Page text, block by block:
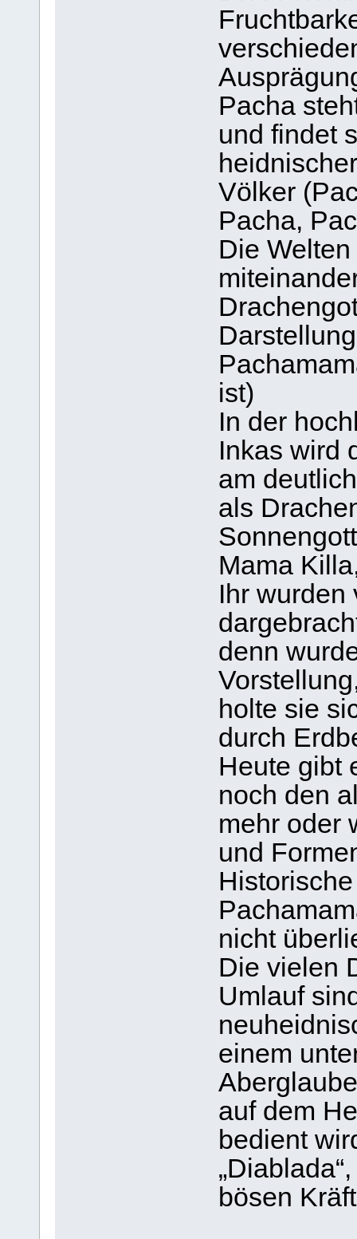
Pacha
und findet
Völker
Pacha,
Die
ist)
In der
Inkas wird
am
als
Mama
Ihr wurden
denn
holte sie
durch
Heute gibt
noch den
mehr oder
und
nicht
Die vielen
Umlauf
einem
auf dem
bedient
bösen